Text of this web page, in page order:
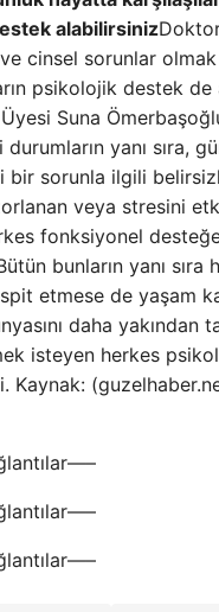
alabilirsiniz
cinsel sorunlar
psikolojik destek
Suna
yanı sıra,
bir sorunla ilgili
veya stresini
fonksiyonel
bunların yanı sıra
etmese de yaşam
daha yakından
isteyen herkes
Kaynak: